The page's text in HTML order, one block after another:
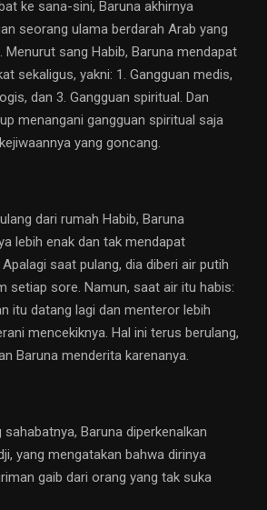
ke sana-sini, Baruna akhirnya
seorang ulama berdarah Arab yang
Menurut sang Habib, Baruna mendapat
sekaligus, yakni: 1. Gangguan medis,
dan 3. Gangguan spiritual. Dan
menangani gangguan spiritual saja
yang goncang.
dari rumah Habib, Baruna
lebih enak dan tak mendapat
saat pulang, dia diberi air putih
setiap sore. Namun, saat air itu habis:
itu datang lagi dan menteror lebih
mencekiknya. Hal ini terus berulang,
Baruna menderita karenanya.
Baruna diperkenalkan
yang mengatakan bahwa dirinya
gaib dari orang yang tak suka